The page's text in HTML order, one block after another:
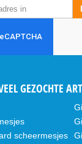
GEZOCHTE
scheermesjes